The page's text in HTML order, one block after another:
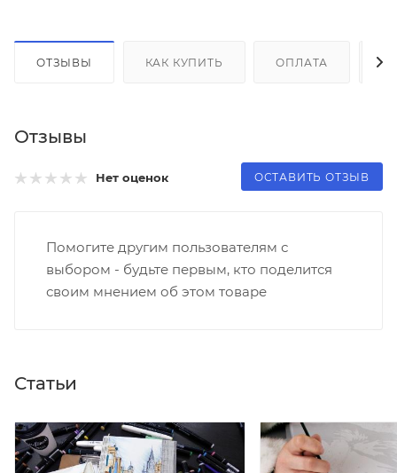
ОТЗЫВЫ КАК КУПИТЬ ОПЛАТА
Отзывы
Нет оценок ОСТАВИТЬ ОТЗЫВ
Помогите другим пользователям с
выбором - будьте первым, кто поделится
своим мнением об этом товаре
Статьи